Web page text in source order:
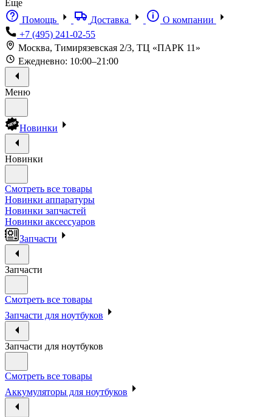
Еще
Помощь
Доставка
О компании
+7 (495) 241-02-55
Москва, Тимирязевская 2/3, ТЦ «ПАРК 11»
Ежедневно: 10:00–21:00
Меню
Новинки
Новинки
Смотреть все товары
Новинки аппаратуры
Новинки запчастей
Новинки аксессуаров
Запчасти
Запчасти
Смотреть все товары
Запчасти для ноутбуков
Запчасти для ноутбуков
Смотреть все товары
Аккумуляторы для ноутбуков